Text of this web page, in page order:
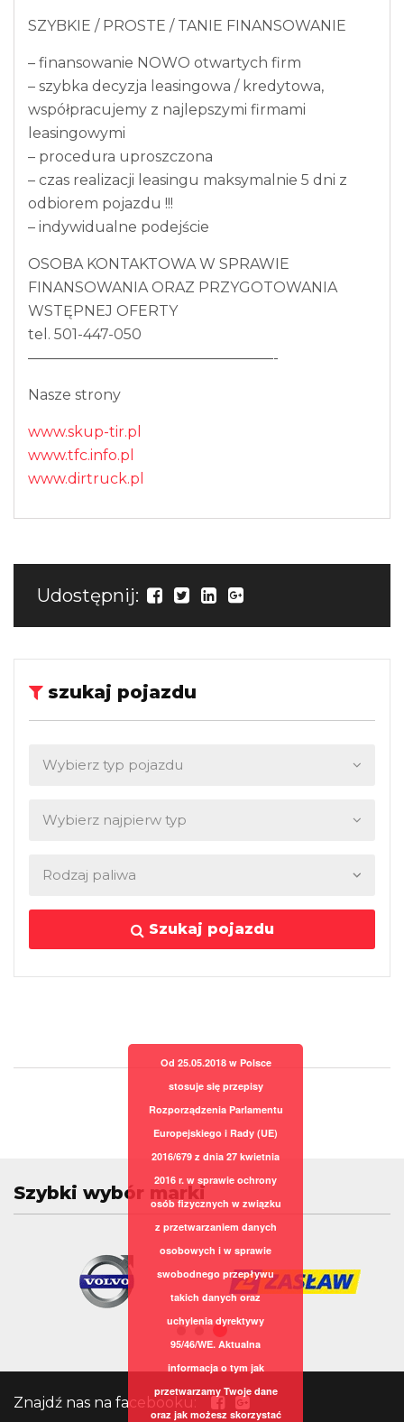
SZYBKIE / PROSTE / TANIE FINANSOWANIE
– finansowanie NOWO otwartych firm
– szybka decyzja leasingowa / kredytowa,
współpracujemy z najlepszymi firmami
leasingowymi
– procedura uproszczona
– czas realizacji leasingu maksymalnie 5 dni z
odbiorem pojazdu !!!
– indywidualne podejście
OSOBA KONTAKTOWA W SPRAWIE
FINANSOWANIA ORAZ PRZYGOTOWANIA
WSTĘPNEJ OFERTY
tel. 501-447-050
—————————————————-
Nasze strony
www.skup-tir.pl
www.tfc.info.pl
www.dirtruck.pl
Udostępnij:
szukaj pojazdu
Szukaj pojazdu
Szybki wybór marki
Znajdź nas na facebooku:
Od 25.05.2018 w Polsce
stosuje się przepisy
Rozporządzenia Parlamentu
Europejskiego i Rady (UE)
2016/679 z dnia 27 kwietnia
2016 r. w sprawie ochrony
osób fizycznych w związku
z przetwarzaniem danych
osobowych i w sprawie
swobodnego przepływu
takich danych oraz
uchylenia dyrektywy
95/46/WE. Aktualna
informacja o tym jak
przetwarzamy Twoje dane
oraz jak możesz skorzystać